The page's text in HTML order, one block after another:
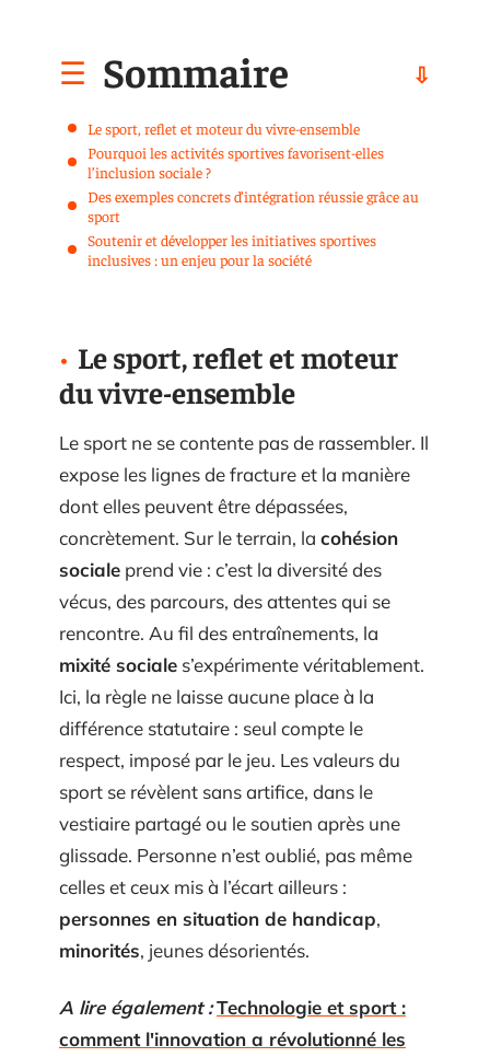
Sommaire
Le sport, reflet et moteur du vivre-ensemble
Pourquoi les activités sportives favorisent-elles
l’inclusion sociale ?
Des exemples concrets d’intégration réussie grâce au
sport
Soutenir et développer les initiatives sportives
inclusives : un enjeu pour la société
Le sport, reflet et moteur
du vivre-ensemble
Le sport ne se contente pas de rassembler. Il
expose les lignes de fracture et la manière
dont elles peuvent être dépassées,
concrètement. Sur le terrain, la cohésion
sociale prend vie : c’est la diversité des
vécus, des parcours, des attentes qui se
rencontre. Au fil des entraînements, la
mixité sociale s’expérimente véritablement.
Ici, la règle ne laisse aucune place à la
différence statutaire : seul compte le
respect, imposé par le jeu. Les valeurs du
sport se révèlent sans artifice, dans le
vestiaire partagé ou le soutien après une
glissade. Personne n’est oublié, pas même
celles et ceux mis à l’écart ailleurs :
personnes en situation de handicap,
minorités, jeunes désorientés.
A lire également :Technologie et sport :
comment l'innovation a révolutionné les